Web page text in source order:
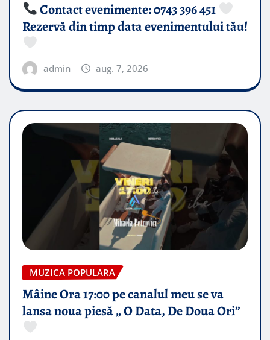
Contact evenimente: 0743 396 451
Rezervă din timp data evenimentului tău!
admin aug. 7, 2026
MUZICA POPULARA
Mâine Ora 17:00 pe canalul meu se va
lansa noua piesă „ O Data, De Doua Ori”